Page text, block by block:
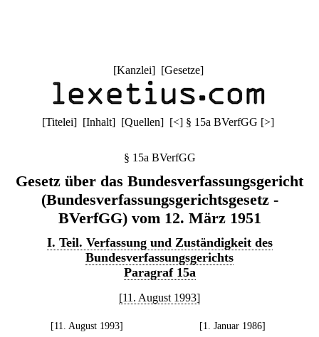
[Kanzlei] [Gesetze]
[Titelei] [Inhalt] [Quellen] [<] § 15a BVerfGG [>]
§ 15a BVerfGG
Gesetz über das Bundesverfassungsgericht
(Bundesverfassungsgerichtsgesetz -
BVerfGG) vom 12. März 1951
I. Teil. Verfassung und Zuständigkeit des
Bundesverfassungsgerichts
Paragraf 15a
[11. August 1993]
[11. August 1993]
[1. Januar 1986]